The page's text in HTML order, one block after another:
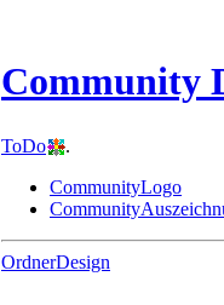
Community
ToDo
.
CommunityLogo
OrdnerDesign